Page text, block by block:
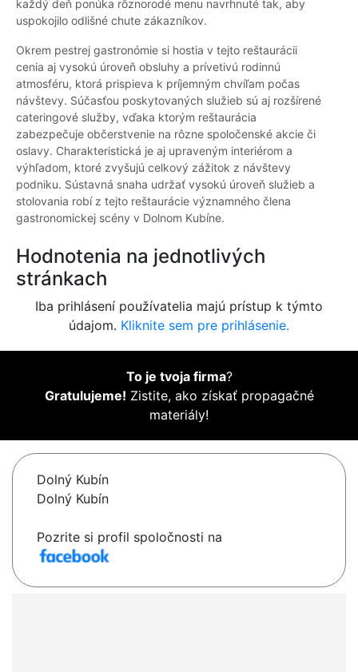
každý deň ponúka rôznorodé menu navrhnuté tak, aby
uspokojilo odlišné chute zákazníkov.
Okrem pestrej gastronómie si hostia v tejto reštaurácii
cenia aj vysokú úroveň obsluhy a prívetivú rodinnú
atmosféru, ktorá prispieva k príjemným chvíľam počas
návštevy. Súčasťou poskytovaných služieb sú aj rozšírené
cateringové služby, vďaka ktorým reštaurácia
zabezpečuje občerstvenie na rôzne spoločenské akcie či
oslavy. Charakteristická je aj upraveným interiérom a
výhľadom, ktoré zvyšujú celkový zážitok z návštevy
podniku. Sústavná snaha udržať vysokú úroveň služieb a
stolovania robí z tejto reštaurácie významného člena
gastronomickej scény v Dolnom Kubíne.
Hodnotenia na jednotlivých
stránkach
Iba prihlásení používatelia majú prístup k týmto
údajom. Kliknite sem pre prihlásenie.
To je tvoja firma?
Gratulujeme! Zistite, ako získať propagačné
materiály!
Dolný Kubín
Dolný Kubín
Pozrite si profil spoločnosti na